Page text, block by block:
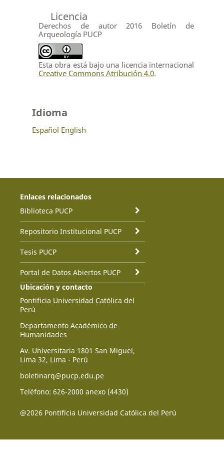
Licencia
Derechos de autor 2016 Boletín de
Arqueología PUCP
Esta obra está bajo una licencia internacional
Creative Commons Atribución 4.0.
Idioma
Español English
Enlaces relacionados
Biblioteca PUCP
Repositorio Institucional PUCP
Tesis PUCP
Portal de Datos Abiertos PUCP
Ubicación y contacto
Pontificia Universidad Católica del
Perú
Departamento Académico de
Humanidades
Av. Universitaria 1801 San Miguel,
Lima 32, Lima - Perú
boletinarq@pucp.edu.pe
Teléfono: 626-2000 anexo (4430)
@2026 Pontificia Universidad Católica del Perú